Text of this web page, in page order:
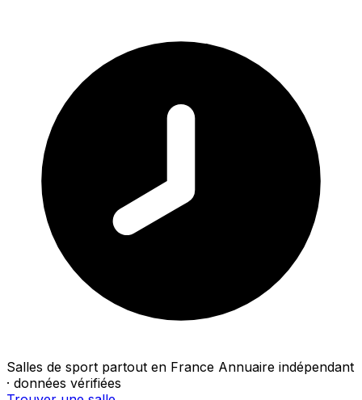
Salles de sport partout en France Annuaire indépendant
· données vérifiées